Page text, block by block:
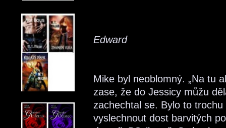
Edward
Mike byl neoblomný. „Na tu
zase, že do Jessicy můžu
zachechtal se. Bylo to
vyslechnout dost barvitých